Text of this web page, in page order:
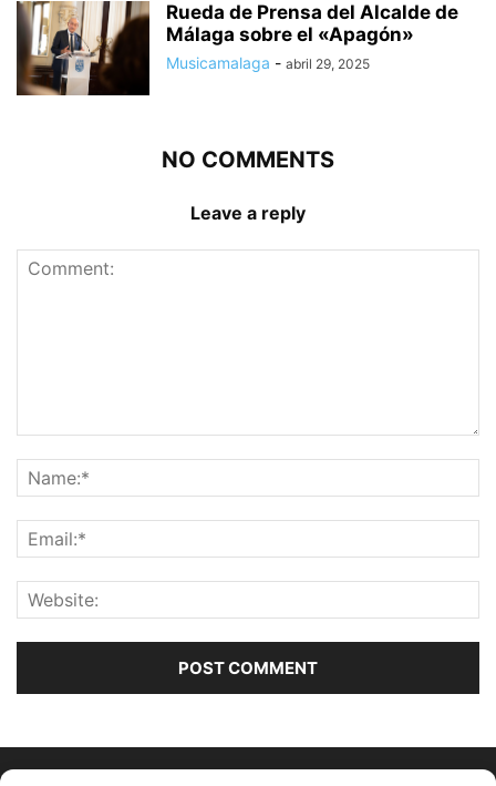
Rueda de Prensa del Alcalde de
Málaga sobre el «Apagón»
Musicamalaga - abril 29, 2025
NO COMMENTS
Leave a reply